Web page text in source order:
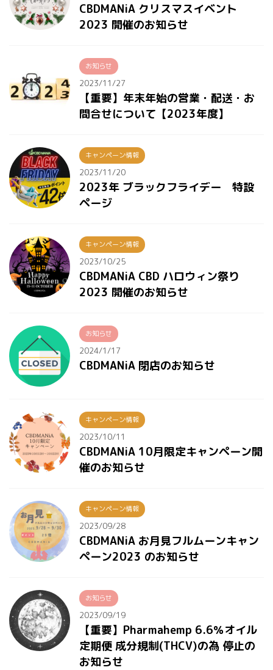
CBDMANiA クリスマスイベント
2023 開催のお知らせ
お知らせ
2023/11/27
【重要】年末年始の営業・配送・お
問合せについて【2023年度】
キャンペーン情報
2023/11/20
2023年 ブラックフライデー 特設
ページ
キャンペーン情報
2023/10/25
CBDMANiA CBD ハロウィン祭り
2023 開催のお知らせ
お知らせ
2024/1/17
CBDMANiA 閉店のお知らせ
キャンペーン情報
2023/10/11
CBDMANiA 10月限定キャンペーン開
催のお知らせ
キャンペーン情報
2023/09/28
CBDMANiA お月見フルムーンキャン
ペーン2023 のお知らせ
お知らせ
2023/09/19
【重要】Pharmahemp 6.6％オイル
定期便 成分規制(THCV)の為 停止の
お知らせ